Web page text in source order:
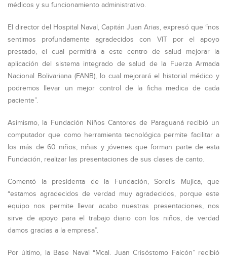
médicos y su funcionamiento administrativo.
El director del Hospital Naval, Capitán Juan Arias, expresó que “nos
sentimos profundamente agradecidos con VIT por el apoyo
prestado, el cual permitirá a este centro de salud mejorar la
aplicación del sistema integrado de salud de la Fuerza Armada
Nacional Bolivariana (FANB), lo cual mejorará el historial médico y
podremos llevar un mejor control de la ficha medica de cada
paciente”.
Asimismo, la Fundación Niños Cantores de Paraguaná recibió un
computador que como herramienta tecnológica permite facilitar a
los más de 60 niños, niñas y jóvenes que forman parte de esta
Fundación, realizar las presentaciones de sus clases de canto.
Comentó la presidenta de la Fundación, Sorelis Mujica, que
“estamos agradecidos de verdad muy agradecidos, porque este
equipo nos permite llevar acabo nuestras presentaciones, nos
sirve de apoyo para el trabajo diario con los niños, de verdad
damos gracias a la empresa”.
Por último, la Base Naval “Mcal. Juan Crisóstomo Falcón” recibió